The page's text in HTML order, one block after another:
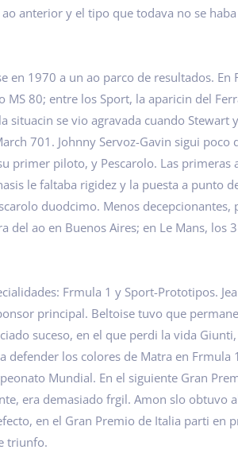
anterior y el tipo que todava no se
en 1970 a un ao parco de resultados.
80; entre los Sport, la aparicin del
se vio agravada cuando
701. Johnny Servoz-Gavin sigui
primer piloto, y Pescarolo. Las
le faltaba rigidez y la puesta a punto
duodcimo. Menos
ao en Buenos Aires; en Le Mans, los
Frmula 1 y Sport-Prototipos.
principal. Beltoise tuvo que
suceso, en el que perdi la vida
los colores de Matra en
Mundial. En el siguiente Gran
era demasiado frgil. Amon slo obtuvo
en el Gran Premio de Italia parti en
triunfo.